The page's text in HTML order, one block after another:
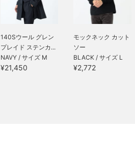
140Sウール グレン
プレイド ステンカ...
NAVY / サイズ M
¥21,450
モックネック カット
ソー
BLACK / サイズ L
¥2,772